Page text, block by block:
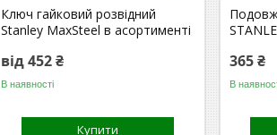
Ключ гайковий розвідний
Stanley MaxSteel в асортименті
від 452 ₴
В наявності
Купити
365 ₴
В